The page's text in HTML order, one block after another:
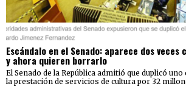
Escándalo en el Senado: aparece dos
y ahora quieren borrarlo
El Senado de la República admitió que duplicó
la prestación de servicios de cultura por 32